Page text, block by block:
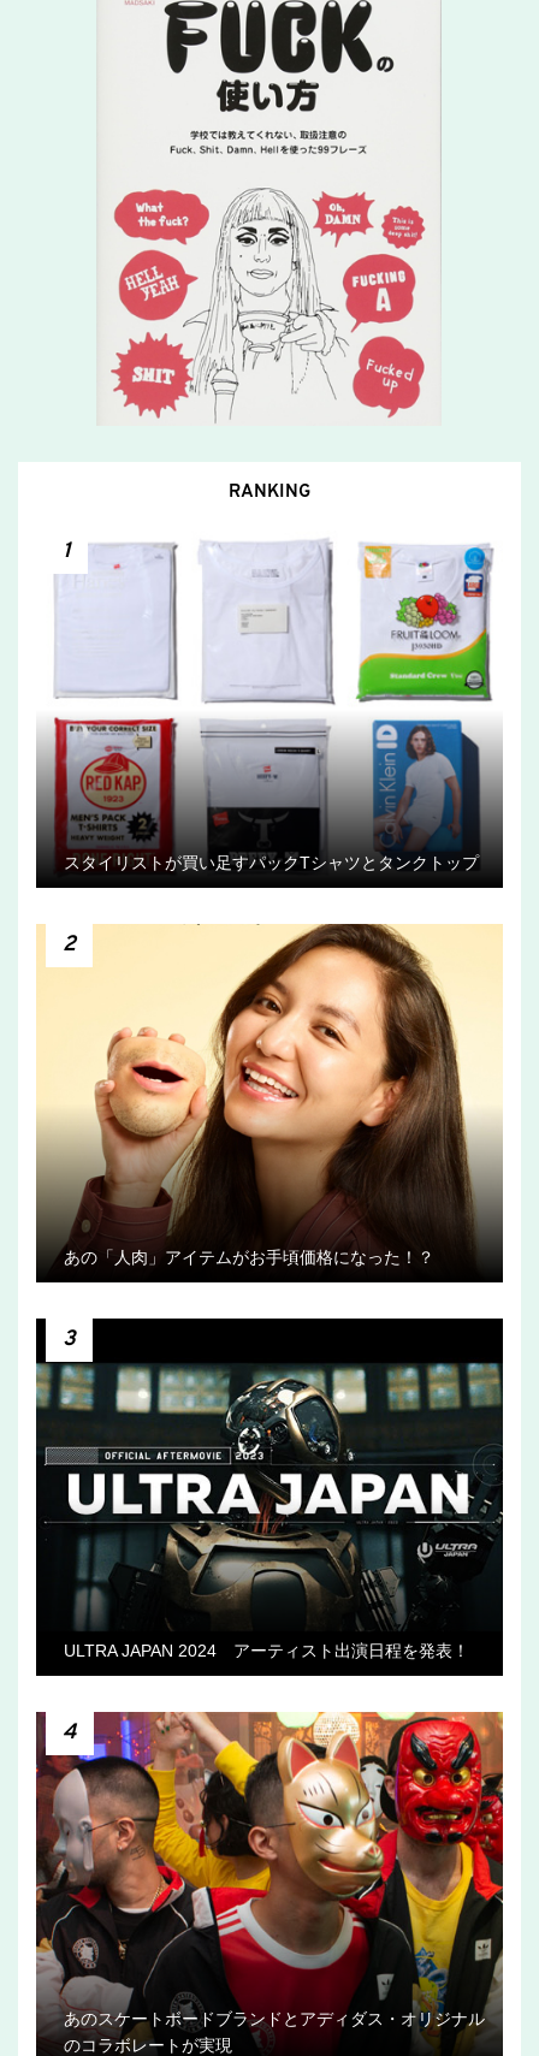
RANKING
1
スタイリストが買い足すパックTシャツとタンクトップ
2
あの「人肉」アイテムがお手頃価格になった！？
3
ULTRA JAPAN 2024 アーティスト出演日程を発表！
4
あのスケートボードブランドとアディダス・オリジナル
のコラボレートが実現